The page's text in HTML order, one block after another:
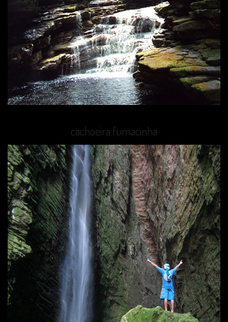
cachoeira fumacinha